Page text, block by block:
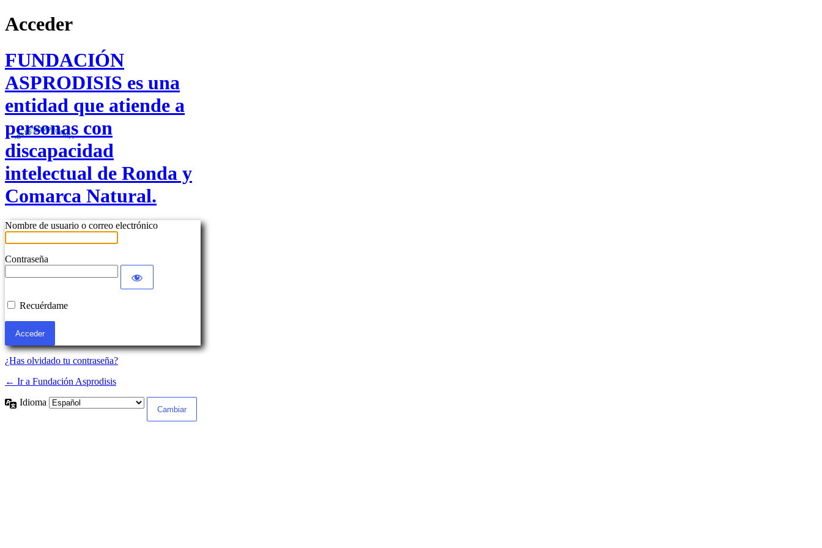
Acceder
FUNDACIÓN
ASPRODISIS es una
entidad que atiende a
personas con
discapacidad
intelectual de Ronda y
Comarca Natural.
Nombre de usuario o correo electrónico
Contraseña
Recuérdame
¿Has olvidado tu contraseña?
← Ir a Fundación Asprodisis
Idioma